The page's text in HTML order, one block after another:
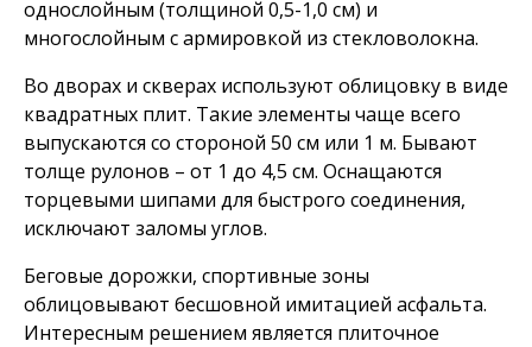
однослойным (толщиной 0,5-1,0 см) и
многослойным с армировкой из стекловолокна.
Во дворах и скверах используют облицовку в виде
квадратных плит. Такие элементы чаще всего
выпускаются со стороной 50 см или 1 м. Бывают
толще рулонов – от 1 до 4,5 см. Оснащаются
торцевыми шипами для быстрого соединения,
исключают заломы углов.
Беговые дорожки, спортивные зоны
облицовывают бесшовной имитацией асфальта.
Интересным решением является плиточное